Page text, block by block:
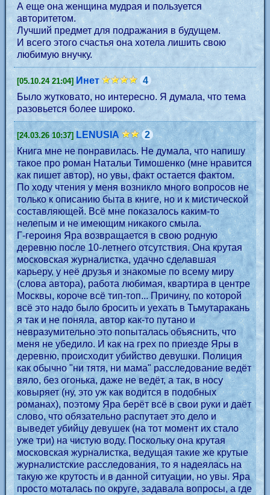
А еще она женщина мудрая и пользуется
авторитетом.
Лучший предмет для подражания в будущем.
И всего этого счастья она хотела лишить свою
любимую внучку.
[05.10.24 21:04] Инет
4
Было жутковато, но интересно. Я думала, что тема
разовьется более широко.
[24.03.26 10:37] LENUSIA
2
Книга мне не понравилась. Не думала, что напишу
такое про роман Натальи Тимошенко (мне нравится
как пишет автор), но увы, факт остается фактом.
По ходу чтения у меня возникло много вопросов не
только к описанию быта в книге, но и к мистической
составляющей. Всё мне показалось каким-то
нелепым и не имеющим никакого смыла.
Г-героиня Яра возвращается в свою родную
деревню после 10-летнего отсутствия. Она крутая
московская журналистка, удачно сделавшая
карьеру, у неё друзья и знакомые по всему миру
(слова автора), работа любимая, квартира в центре
Москвы, короче всё тип-топ... Причину, по которой
всё это надо было бросить и уехать в Тьмутаракань
я так и не поняла, автор как-то путано и
невразумительно это попыталась объяснить, что
меня не убедило. И как на грех по приезде Яры в
деревню, происходит убийство девушки. Полиция
как обычно "ни тятя, ни мама" расследование ведёт
вяло, без огонька, даже не ведёт, а так, в носу
ковыряет (ну, это уж как водится в подобных
романах), поэтому Яра берёт всё в свои руки и даёт
слово, что обязательно распутает это дело и
выведет убийцу девушек (на тот момент их стало
уже три) на чистую воду. Поскольку она крутая
московская журналистка, ведущая такие же крутые
журналистские расследования, то я надеялась на
такую же крутость и в данной ситуации, но увы. Яра
просто моталась по округе, задавала вопросы, а где